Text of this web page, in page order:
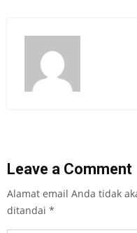
Leave a Comment
Alamat email Anda tidak
ditandai *